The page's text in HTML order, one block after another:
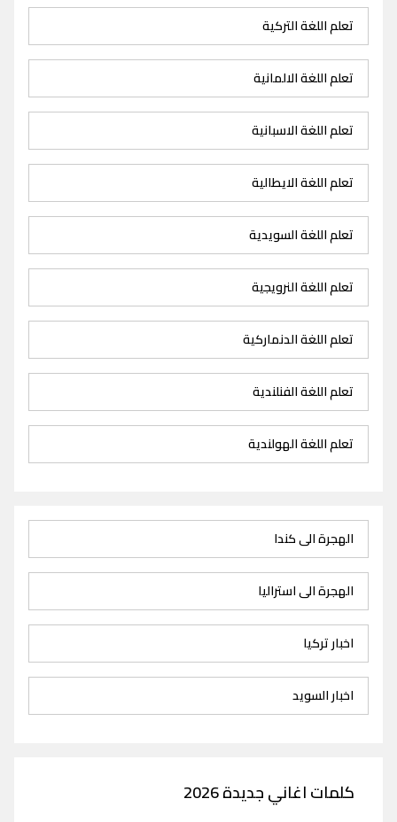
تعلم اللغة التركية
تعلم اللغة الالمانية
تعلم اللغة الاسبانية
تعلم اللغة الايطالية
تعلم اللغة السويدية
تعلم اللغة النرويجية
تعلم اللغة الدنماركية
تعلم اللغة الفنلندية
تعلم اللغة الهولندية
الهجرة الى كندا
الهجرة الى استراليا
اخبار تركيا
اخبار السويد
كلمات اغاني جديدة 2026